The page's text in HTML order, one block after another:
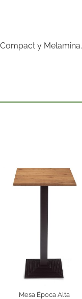
y Melamina.
Mesa Época Alta